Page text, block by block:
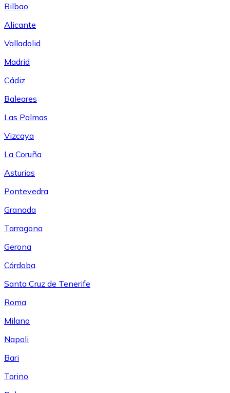
Bilbao
Alicante
Valladolid
Madrid
Cádiz
Baleares
Las Palmas
Vizcaya
La Coruña
Asturias
Pontevedra
Granada
Tarragona
Gerona
Córdoba
Santa Cruz de Tenerife
Roma
Milano
Napoli
Bari
Torino